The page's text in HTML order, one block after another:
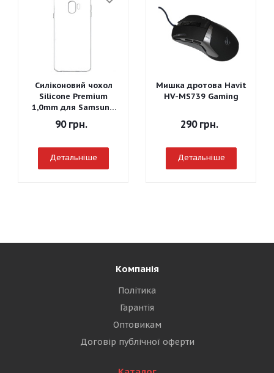
Силіконовий чохол
Silicone Premium
1,0mm для Samsung
J260 Galaxy J2 Core
2018
90грн.
Детальніше
Мишка дротова Havit
HV-MS739 Gaming
290грн.
Детальніше
Компанія
Політика
Гарантія
Оптовикам
Договір публічної оферти